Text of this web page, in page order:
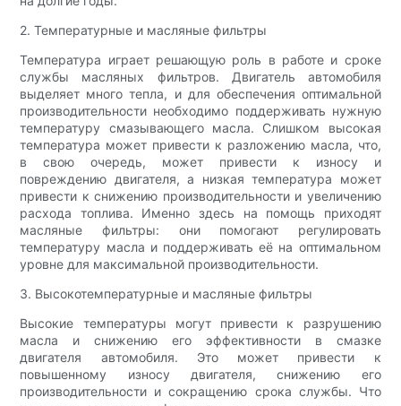
2. Температурные и масляные фильтры
Температура играет решающую роль в работе и сроке
службы масляных фильтров. Двигатель автомобиля
выделяет много тепла, и для обеспечения оптимальной
производительности необходимо поддерживать нужную
температуру смазывающего масла. Слишком высокая
температура может привести к разложению масла, что,
в свою очередь, может привести к износу и
повреждению двигателя, а низкая температура может
привести к снижению производительности и увеличению
расхода топлива. Именно здесь на помощь приходят
масляные фильтры: они помогают регулировать
температуру масла и поддерживать её на оптимальном
уровне для максимальной производительности.
3. Высокотемпературные и масляные фильтры
Высокие температуры могут привести к разрушению
масла и снижению его эффективности в смазке
двигателя автомобиля. Это может привести к
повышенному износу двигателя, снижению его
производительности и сокращению срока службы. Что